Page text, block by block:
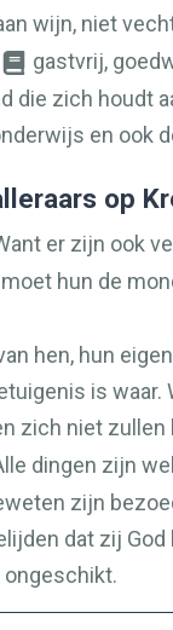
wijn, niet
gastvrij,
die zich houdt
en ook
op
er zijn ook
hun de
hen, hun
is
zich niet zullen
dingen zijn
zijn
dat zij
ongeschikt.